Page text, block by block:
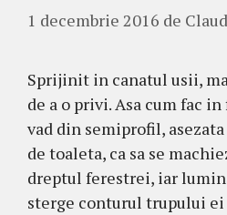
1 decembrie 2016 de
Sprijinit in canatul usii,
de a o privi. Asa cum fac
vad din semiprofil,
de toaleta, ca sa se
dreptul ferestrei, iar
sterge conturul trupului